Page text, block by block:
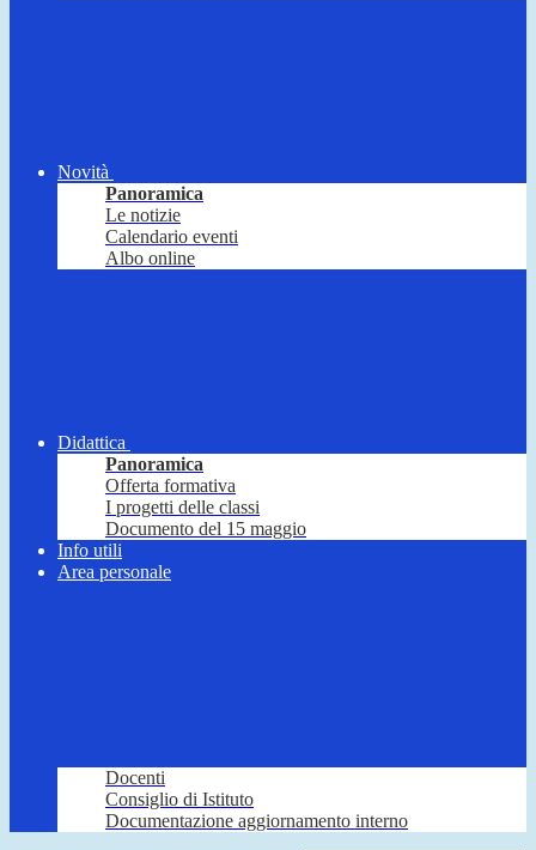
Novità
Panoramica
Le notizie
Calendario eventi
Albo online
Didattica
Panoramica
Offerta formativa
I progetti delle classi
Documento del 15 maggio
Info utili
Area personale
Docenti
Consiglio di Istituto
Documentazione aggiornamento interno